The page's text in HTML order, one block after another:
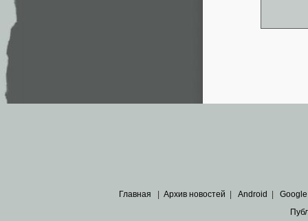
Главная Архив новостей Android Google